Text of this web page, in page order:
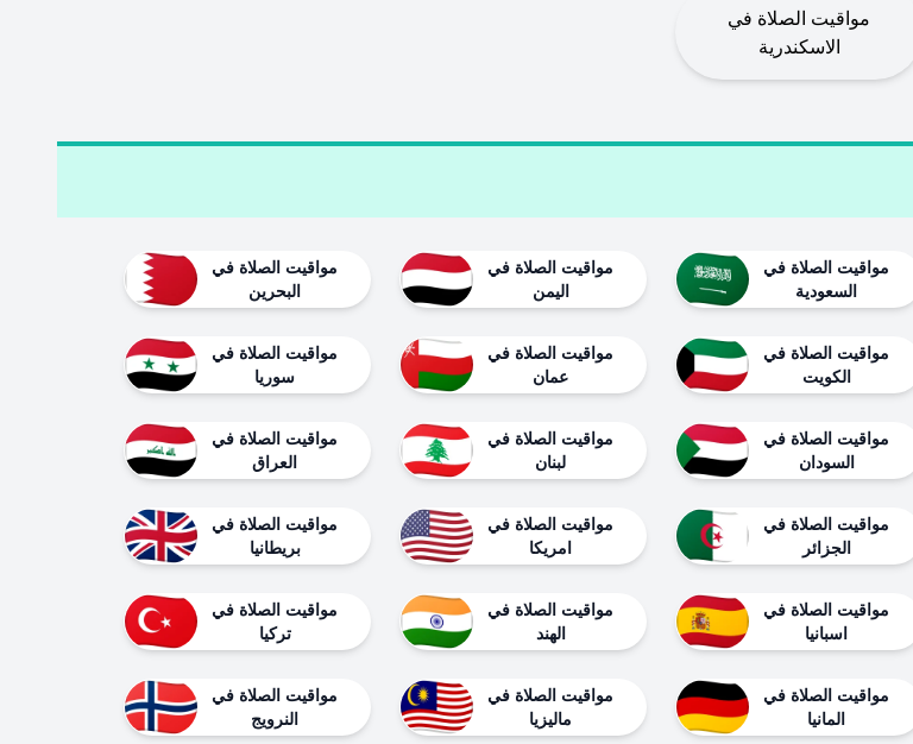
مواقيت الصلاة في
الاسكندرية
مواقيت الصلاة في
السعودية
مواقيت الصلاة في
اليمن
مواقيت الصلاة في
البحرين
مواقيت الصلاة في
الكويت
مواقيت الصلاة في
عمان
مواقيت الصلاة في
سوريا
مواقيت الصلاة في
السودان
مواقيت الصلاة في
لبنان
مواقيت الصلاة في
العراق
مواقيت الصلاة في
الجزائر
مواقيت الصلاة في
امريكا
مواقيت الصلاة في
بريطانيا
مواقيت الصلاة في
اسبانيا
مواقيت الصلاة في
الهند
مواقيت الصلاة في
تركيا
مواقيت الصلاة في
المانيا
مواقيت الصلاة في
ماليزيا
مواقيت الصلاة في
النرويج